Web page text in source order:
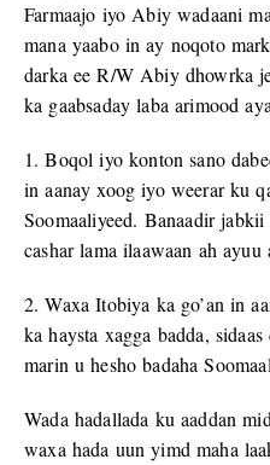
Farmaajo iyo Abiy wadaani
mana yaabo in ay noqoto
darka ee R/W Abiy dhowrka
ka gaabsaday laba arimood
1. Boqol iyo konton sano
in aanay xoog iyo weerar ku
Soomaaliyeed. Banaadir
cashar lama ilaawaan ah ayuu
2. Waxa Itobiya ka go’an in
ka haysta xagga badda,
marin u hesho badaha
Wada hadallada ku aaddan
waxa hada uun yimd maha